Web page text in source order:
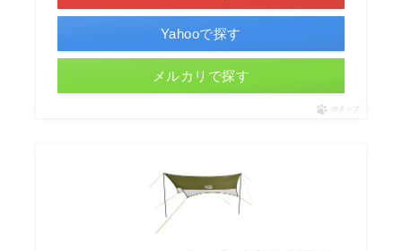
Yahooで探す
メルカリで探す
ポチップ